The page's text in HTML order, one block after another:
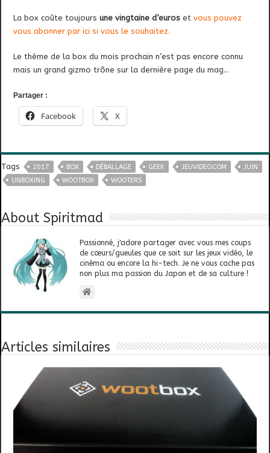
La box coûte toujoursune vingtaine d’euroset vous pouvez
vous abonner par ici si vous le souhaitez.
Le thème de la box du mois prochain n’est pas encore connu
mais un grand gizmo trône sur la dernière page du mag…
Partager :
Facebook X
Tags 2017 BOX DÉBALLAGE GEEK JEUVIDEO.COM
JUIN
UNBOXING
WOOTBOX WOOTERS
About Spiritmad
Passionné, j'adore partager avec vous mes coups
de cœurs/gueules que ce soit sur les jeux vidéo, le
cinéma ou encore la hi-tech. Je ne vous cache pas
non plus ma passion du Japon et de sa culture !
Articles similaires